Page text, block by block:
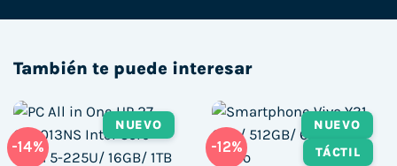
También te puede interesar
-14%
NUEVO
-12%
NUEVO
TÁCTIL